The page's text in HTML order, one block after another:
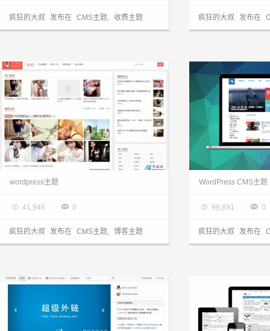
疯狂的大叔 发布在 CMS主题, 收费主题 疯狂的大叔 发布在
wordpress主题
 41,946  0
疯狂的大叔 发布在 CMS主题, 博客主题
WordPress CMS主题
 98,891  0
疯狂的大叔 发布在